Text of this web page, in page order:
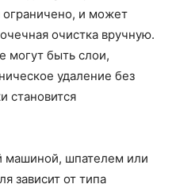
и может
очистка вручную.
могут быть слои,
удаление без
становится
шпателем или
зависит от типа